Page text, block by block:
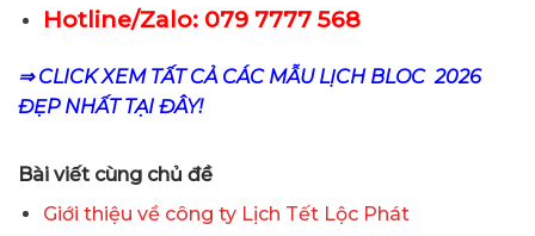
Hotline/Zalo: 079 7777 568
⇒ CLICK XEM TẤT CẢ CÁC MẪU LỊCH BLOC 2026
ĐẸP NHẤT TẠI ĐÂY!
Bài viết cùng chủ đề
Giới thiệu về công ty Lịch Tết Lộc Phát